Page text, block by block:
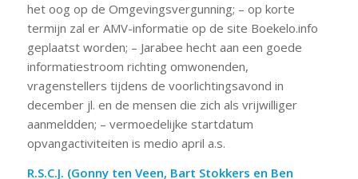
het oog op de Omgevingsvergunning; – op korte
termijn zal er AMV-informatie op de site Boekelo.info
geplaatst worden; – Jarabee hecht aan een goede
informatiestroom richting omwonenden,
vragenstellers tijdens de voorlichtingsavond in
december jl. en de mensen die zich als vrijwilliger
aanmeldden; – vermoedelijke startdatum
opvangactiviteiten is medio april a.s.
R.S.C.J. (Gonny ten Veen, Bart Stokkers en Ben